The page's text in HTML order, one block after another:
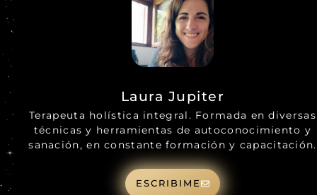
Laura Jupiter
Terapeuta holística integral. Formada en diversas
técnicas y herramientas de autoconocimiento y
sanación, en constante formación y capacitación.
ESCRIBIME